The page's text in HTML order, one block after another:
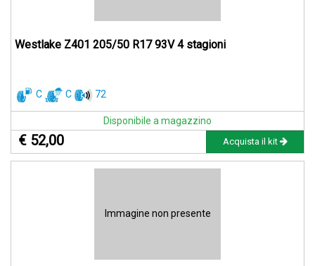
Westlake Z401 205/50 R17 93V 4 stagioni
C C 72
Disponibile a magazzino
€ 52,00 Acquista il kit
Immagine non presente